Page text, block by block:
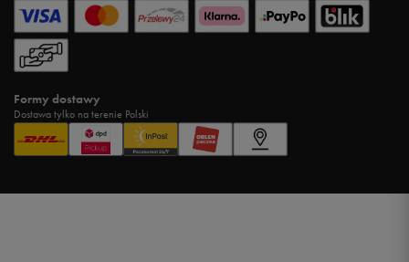
Formy dostawy
Dostawa tylko na terenie Polski